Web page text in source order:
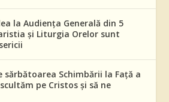
la Audiența Generală din 5
și Liturgia Orelor sunt
sărbătoarea Schimbării la Față a
pe Cristos și să ne